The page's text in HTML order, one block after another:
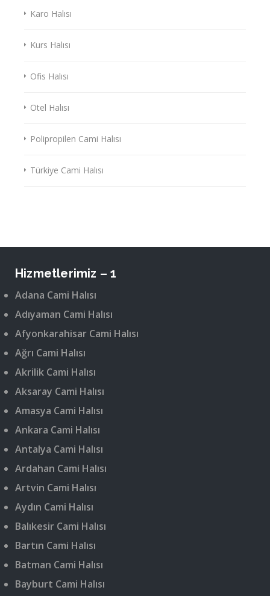
Karo Halısı
Kurs Halısı
Ofis Halısı
Otel Halısı
Polipropilen Cami Halısı
Türkiye Cami Halısı
Hizmetlerimiz – 1
Adana Cami Halısı
Adıyaman Cami Halısı
Afyonkarahisar Cami Halısı
Ağrı Cami Halısı
Akrilik Cami Halısı
Aksaray Cami Halısı
Amasya Cami Halısı
Ankara Cami Halısı
Antalya Cami Halısı
Ardahan Cami Halısı
Artvin Cami Halısı
Aydın Cami Halısı
Balıkesir Cami Halısı
Bartın Cami Halısı
Batman Cami Halısı
Bayburt Cami Halısı